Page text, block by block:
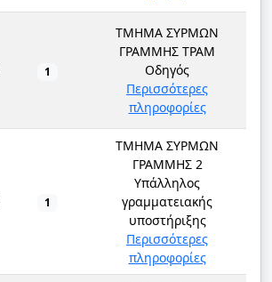
1
ΤΜΗΜΑ ΣΥΡΜΩΝ
ΓΡΑΜΜΗΣ ΤΡΑΜ
Οδηγός
Περισσότερες
πληροφορίες
1
ΤΜΗΜΑ ΣΥΡΜΩΝ
ΓΡΑΜΜΗΣ 2
Υπάλληλος
γραμματειακής
υποστήριξης
Περισσότερες
πληροφορίες